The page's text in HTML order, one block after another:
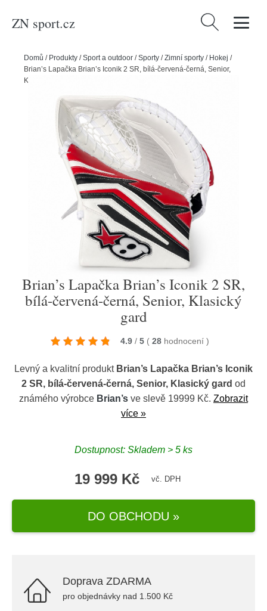
ZN sport.cz Vyhledávání
Domů / Produkty /Sport a outdoor /Sporty /Zimní sporty / Hokej /
Brian’s Lapačka Brian’s Iconik 2 SR, bílá-červená-černá, Senior,
Klasický gard
Brian’s Lapačka Brian’s Iconik 2 SR,
bílá-červená-černá, Senior, Klasický
gard
4.9 / 5 ( 28 hodnocení )
Levný a kvalitní produkt Brian’s Lapačka Brian’s Iconik
2 SR, bílá-červená-černá, Senior, Klasický gard od
známého výrobce Brian’s ve slevě 19999 Kč. Zobrazit
více »
Dostupnost: Skladem > 5 ks
19 999 Kč vč. DPH
DO OBCHODU »
Doprava ZDARMA
pro objednávky nad 1.500 Kč